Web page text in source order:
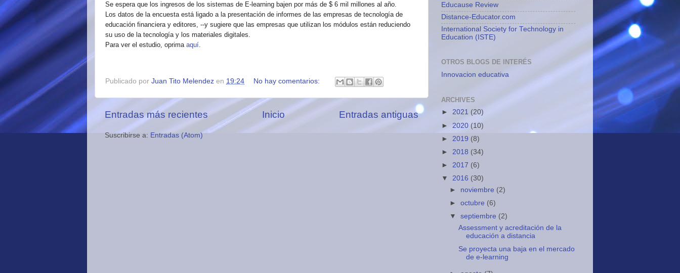
Se espera que los ingresos de los sistemas de E-learning bajen por más de $ 6 mil millones al año.
Los datos de la encuesta está ligado a la presentación de informes de las empresas de tecnología de
educación financiera y editores, --y sugiere que las empresas que utilizan los módulos están reduciendo
su uso de la tecnología y los materiales digitales.
Para ver el estudio, oprima aquí.
Publicado por Juan Tito Melendez en 19:24 No hay comentarios:
Entradas más recientes Entradas antiguas
Inicio
Suscribirse a: Entradas (Atom)
Educause Review
Distance-Educator.com
International Society for Technology in
Education (ISTE)
OTROS BLOGS DE INTERÉS
Innovacion educativa
ARCHIVES
► 2021 (20)
► 2020 (10)
► 2019 (8)
► 2018 (34)
► 2017 (6)
▼ 2016 (30)
► noviembre (2)
►octubre (6)
▼septiembre (2)
Assessment y acreditación de la
educación a distancia
Se proyecta una baja en el mercado
de e-learning